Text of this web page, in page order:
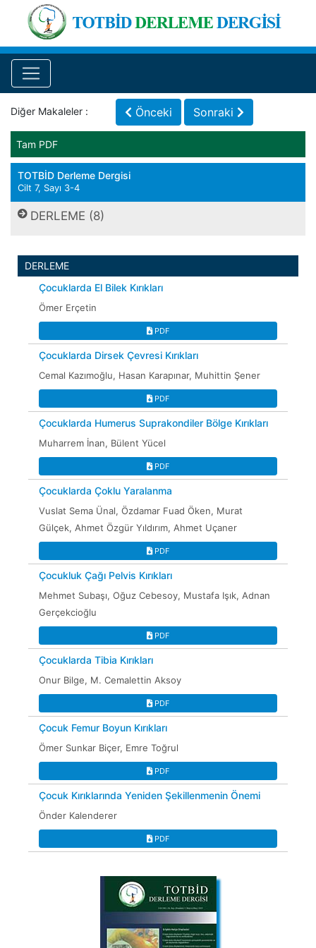
Diğer Makaleler : Önceki Sonraki
Tam PDF
TOTBİD Derleme Dergisi
Cilt 7, Sayı 3-4
DERLEME (8)
DERLEME
Çocuklarda El Bilek Kırıkları
Ömer Erçetin
PDF
Çocuklarda Dirsek Çevresi Kırıkları
Cemal Kazımoğlu, Hasan Karapınar, Muhittin Şener
PDF
Çocuklarda Humerus Suprakondiler Bölge Kırıkları
Muharrem İnan, Bülent Yücel
PDF
Çocuklarda Çoklu Yaralanma
Vuslat Sema Ünal, Özdamar Fuad Öken, Murat
Gülçek, Ahmet Özgür Yıldırım, Ahmet Uçaner
PDF
Çocukluk Çağı Pelvis Kırıkları
Mehmet Subaşı, Oğuz Cebesoy, Mustafa Işık, Adnan
Gerçekcioğlu
PDF
Çocuklarda Tibia Kırıkları
Onur Bilge, M. Cemalettin Aksoy
PDF
Çocuk Femur Boyun Kırıkları
Ömer Sunkar Biçer, Emre Toğrul
PDF
Çocuk Kırıklarında Yeniden Şekillenmenin Önemi
Önder Kalenderer
PDF